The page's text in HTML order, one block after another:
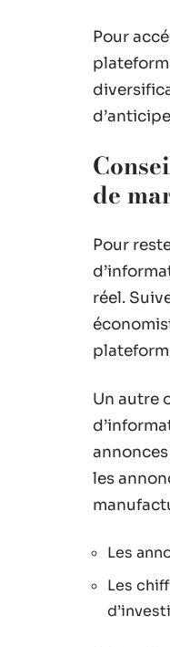
Pour
de
Pour
réel.
Un autre
les
Les
Les